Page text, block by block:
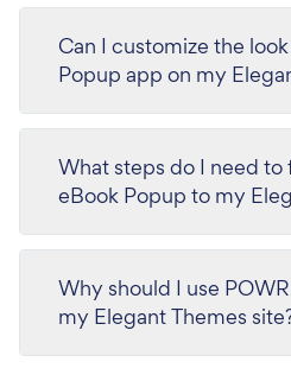
Can I customize the
Popup app on my
What steps do I need to
eBook Popup to my
Why should I use
my Elegant Themes